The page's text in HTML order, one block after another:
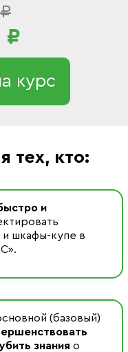
₽
курс
тех, кто:
и
шкафы-купе в
(базовый)
знания о